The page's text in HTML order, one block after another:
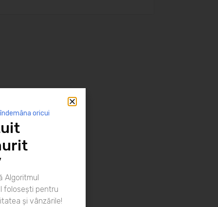
oricui
Algoritmul
folosești pentru
și vânzările!